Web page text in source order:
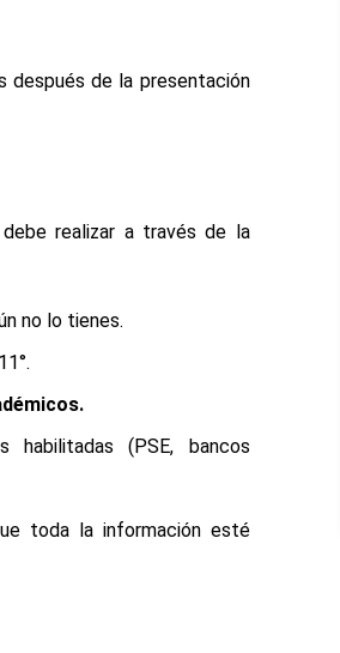
después de la presentación
realizar a través de la
no lo tienes.
habilitadas (PSE, bancos
toda la información esté